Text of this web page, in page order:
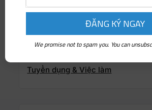
Sức khỏe & Làm đẹp
Thông tin doanh nghiệp
Tuyển dụng & Việc làm
We promise not to spam you. You can